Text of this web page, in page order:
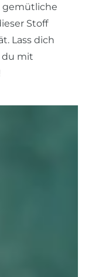
gemütliche
Stoff
Lass dich
du mit